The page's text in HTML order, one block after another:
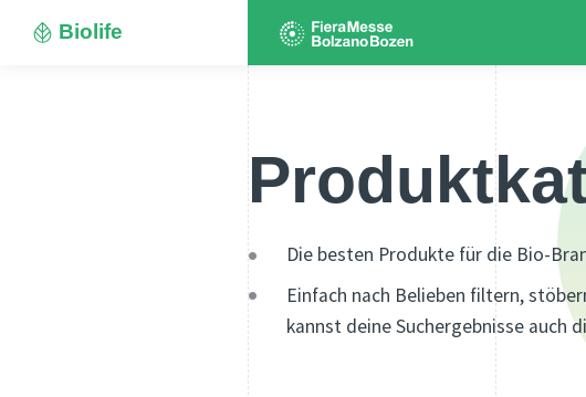
Biolife
Die besten Produkte für die Bio-
Einfach nach Belieben filtern,
kannst deine Suchergebnisse auch